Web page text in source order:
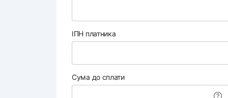
ІПН платника
Сума до сплати